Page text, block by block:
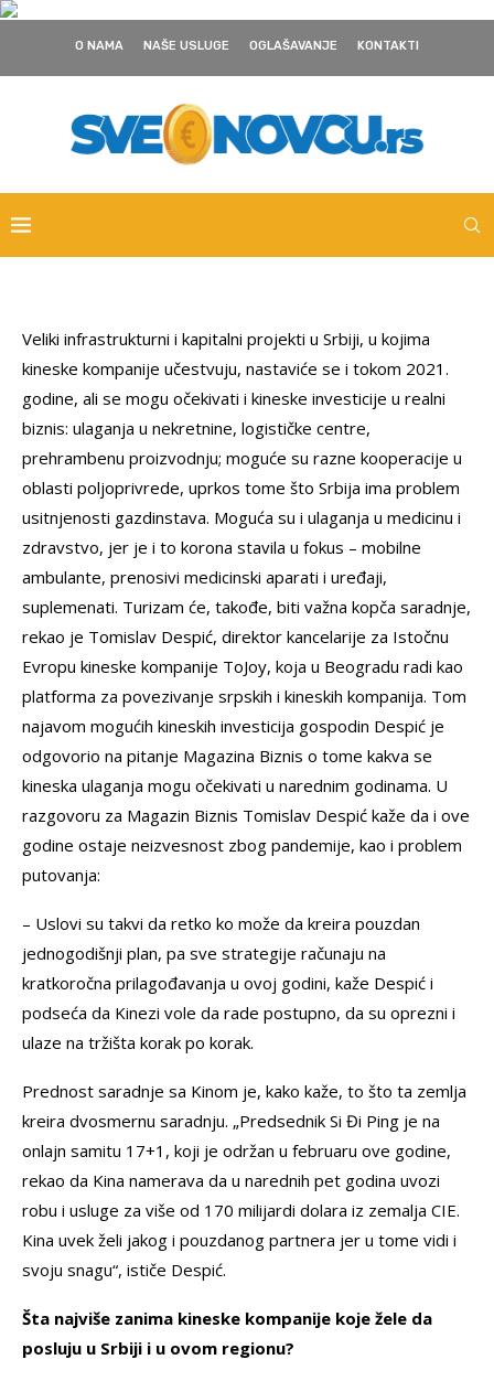
O NAMA NAŠE USLUGE OGLAŠAVANJE KONTAKTI
Veliki infrastrukturni i kapitalni projekti u Srbiji, u kojima
kineske kompanije učestvuju, nastaviće se i tokom 2021.
godine, ali se mogu očekivati i kineske investicije u realni
biznis: ulaganja u nekretnine, logističke centre,
prehrambenu proizvodnju; moguće su razne kooperacije u
oblasti poljoprivrede, uprkos tome što Srbija ima problem
usitnjenosti gazdinstava. Moguća su i ulaganja u medicinu i
zdravstvo, jer je i to korona stavila u fokus – mobilne
ambulante, prenosivi medicinski aparati i uređaji,
suplemenati. Turizam će, takođe, biti važna kopča saradnje,
rekao je Tomislav Despić, direktor kancelarije za Istočnu
Evropu kineske kompanije ToJoy, koja u Beogradu radi kao
platforma za povezivanje srpskih i kineskih kompanija. Tom
najavom mogućih kineskih investicija gospodin Despić je
odgovorio na pitanje Magazina Biznis o tome kakva se
kineska ulaganja mogu očekivati u narednim godinama. U
razgovoru za Magazin Biznis Tomislav Despić kaže da i ove
godine ostaje neizvesnost zbog pandemije, kao i problem
putovanja:
– Uslovi su takvi da retko ko može da kreira pouzdan
jednogodišnji plan, pa sve strategije računaju na
kratkoročna prilagođavanja u ovoj godini, kaže Despić i
podseća da Kinezi vole da rade postupno, da su oprezni i
ulaze na tržišta korak po korak.
Prednost saradnje sa Kinom je, kako kaže, to što ta zemlja
kreira dvosmernu saradnju. „Predsednik Si Đi Ping je na
onlajn samitu 17+1, koji je održan u februaru ove godine,
rekao da Kina namerava da u narednih pet godina uvozi
robu i usluge za više od 170 milijardi dolara iz zemalja CIE.
Kina uvek želi jakog i pouzdanog partnera jer u tome vidi i
svoju snagu“, ističe Despić.
Šta najviše zanima kineske kompanije koje žele da
posluju u Srbiji i u ovom regionu?